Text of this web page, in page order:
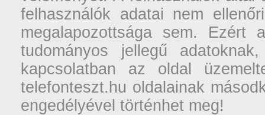
felhasználók adatai nem
megalapozottsága sem. Ezért
tudományos jellegű
kapcsolatban az oldal
telefonteszt.hu oldalainak
engedélyével történhet meg!